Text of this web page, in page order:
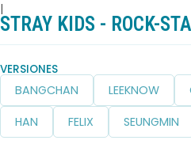
|
STRAY KIDS - ROCK-
VERSIONES
BANGCHAN LEEKNOW
HAN
FELIX SEUNGMIN